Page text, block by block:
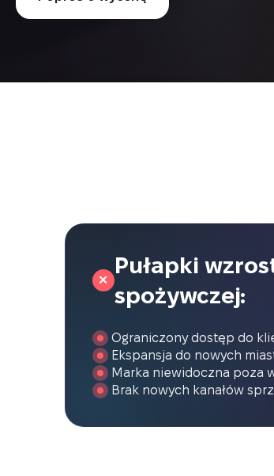
✕
Pułapki
spożywczej:
Ograniczony dostęp do
Ekspansja do nowych
Marka niewidoczna poza
Brak nowych kanałów